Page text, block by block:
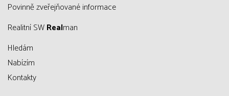
Povinně zveřejňované informace
Realitní SWRealman
Hledám
Nabízím
Kontakty